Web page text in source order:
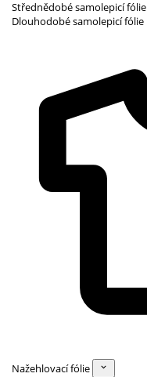
Střednědobé samolepicí fólie
Dlouhodobé samolepicí fólie
Nažehlovací fólie